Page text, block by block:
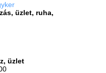
üzlet, ruha,
üzlet